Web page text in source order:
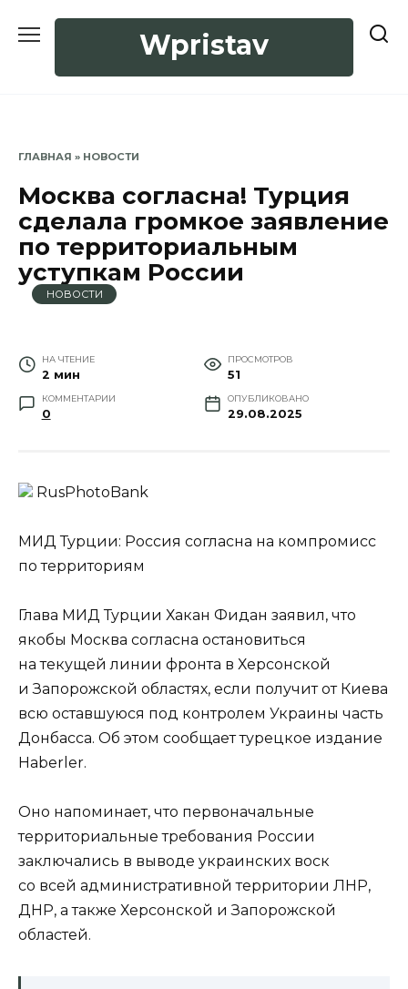
Wpristav
ГЛАВНАЯ » НОВОСТИ
Москва согласна! Турция
сделала громкое заявление
по территориальным
уступкам России
НОВОСТИ
НА ЧТЕНИЕ
2 мин
ПРОСМОТРОВ
51
КОММЕНТАРИИ
0
ОПУБЛИКОВАНО
29.08.2025
RusPhotoBank
МИД Турции: Россия согласна на компромисс
по территориям
Глава МИД Турции Хакан Фидан заявил, что
якобы Москва согласна остановиться
на текущей линии фронта в Херсонской
и Запорожской областях, если получит от Киева
всю оставшуюся под контролем Украины часть
Донбасса. Об этом сообщает турецкое издание
Haberler.
Оно напоминает, что первоначальные
территориальные требования России
заключались в выводе украинских воск
со всей административной территории ЛНР,
ДНР, а также Херсонской и Запорожской
областей.